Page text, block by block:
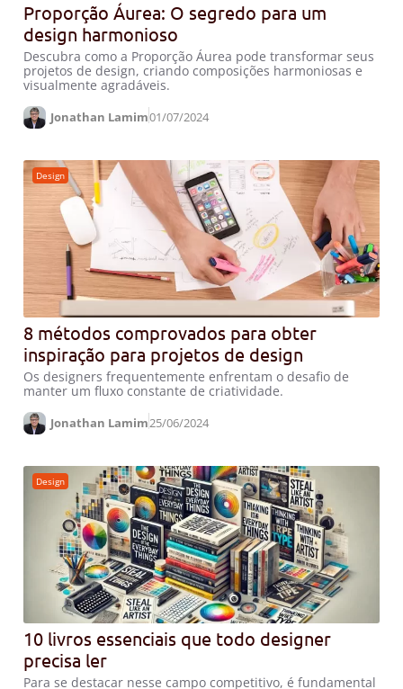
Proporção Áurea: O segredo para um
design harmonioso
Descubra como a Proporção Áurea pode transformar seus
projetos de design, criando composições harmoniosas e
visualmente agradáveis.
Jonathan Lamim01/07/2024
Design
8 métodos comprovados para obter
inspiração para projetos de design
Os designers frequentemente enfrentam o desafio de
manter um fluxo constante de criatividade.
Jonathan Lamim25/06/2024
Design
10 livros essenciais que todo designer
precisa ler
Para se destacar nesse campo competitivo, é fundamental